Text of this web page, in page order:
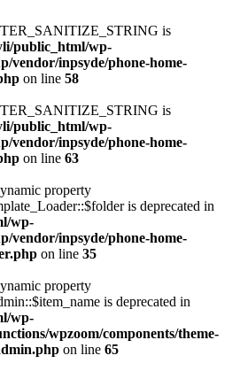
is
public_html/wp-
vendor/inpsyde/phone-home-
on line 58
is
public_html/wp-
vendor/inpsyde/phone-home-
on line 63
property
is deprecated in
wp-
vendor/inpsyde/phone-home-
on line 35
property
is deprecated in
wp-
wpzoom/components/theme-
on line 65